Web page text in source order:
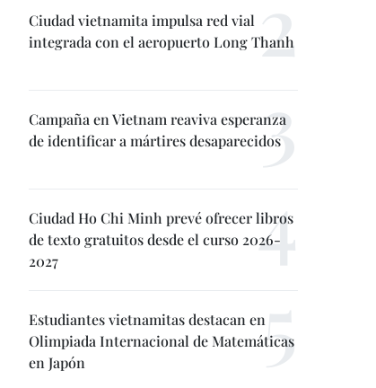
Ciudad vietnamita impulsa red vial
integrada con el aeropuerto Long Thanh
Campaña en Vietnam reaviva esperanza
de identificar a mártires desaparecidos
Ciudad Ho Chi Minh prevé ofrecer libros
de texto gratuitos desde el curso 2026-
2027
Estudiantes vietnamitas destacan en
Olimpiada Internacional de Matemáticas
en Japón